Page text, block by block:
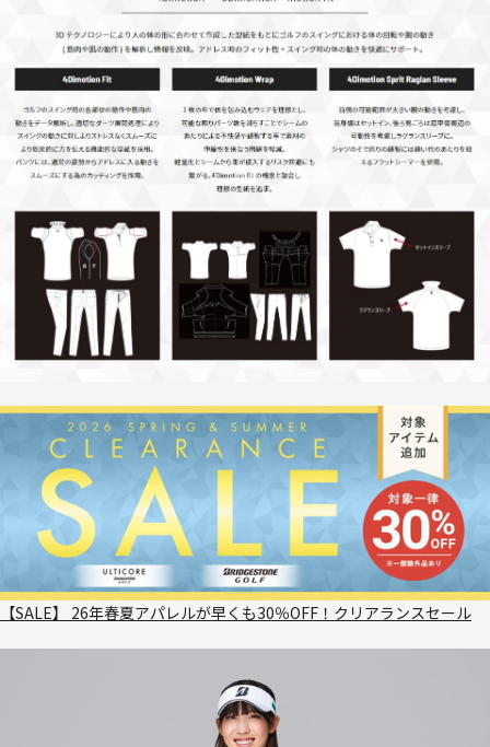
【SALE】 26年春夏アパレルが早くも30％OFF！クリアランスセール